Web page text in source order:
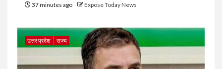
37 minutes ago Expose Today News
उत्तर प्रदेश राज्य